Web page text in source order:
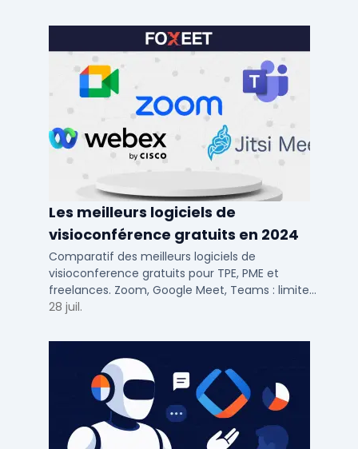
Les meilleurs logiciels de
visioconférence gratuits en 2024
Comparatif des meilleurs logiciels de
visioconference gratuits pour TPE, PME et
freelances. Zoom, Google Meet, Teams : limites,
participants, fonctions cles pour bien choisir.
28 juil.